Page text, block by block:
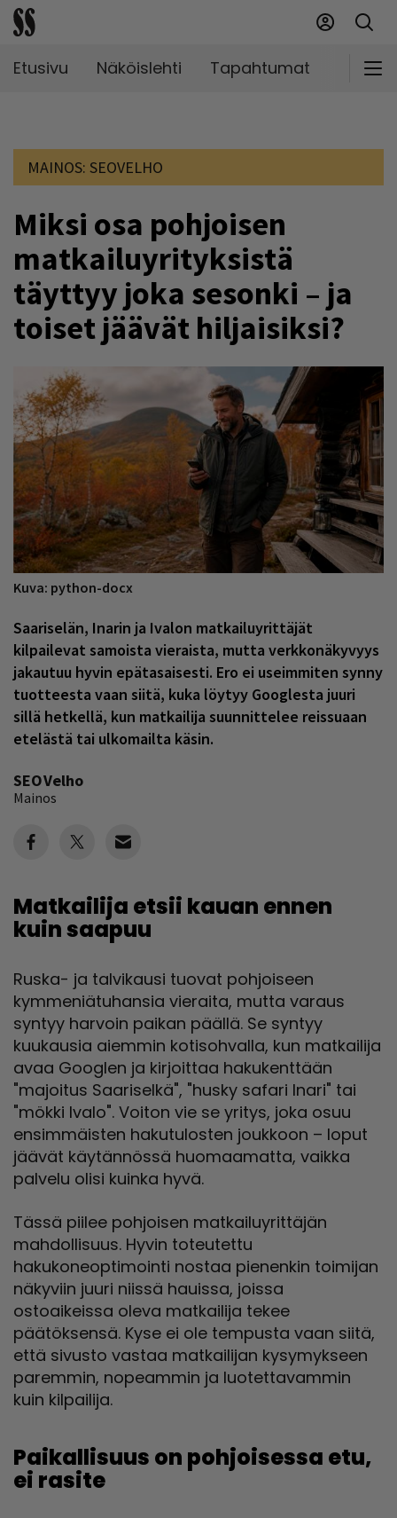
Etusivu Näköislehti Tapahtumat
MAINOS: SEOVELHO
Miksi osa pohjoisen
matkailuyrityksistä
täyttyy joka sesonki – ja
toiset jäävät hiljaisiksi?
Kuva: python-docx
Saariselän, Inarin ja Ivalon matkailuyrittäjät
kilpailevat samoista vieraista, mutta verkkonäkyvyys
jakautuu hyvin epätasaisesti. Ero ei useimmiten synny
tuotteesta vaan siitä, kuka löytyy Googlesta juuri
sillä hetkellä, kun matkailija suunnittelee reissuaan
etelästä tai ulkomailta käsin.
SEOVelho
Mainos
Matkailija etsii kauan ennen
kuin saapuu
Ruska- ja talvikausi tuovat pohjoiseen
kymmeniätuhansia vieraita, mutta varaus
syntyy harvoin paikan päällä. Se syntyy
kuukausia aiemmin kotisohvalla, kun matkailija
avaa Googlen ja kirjoittaa hakukenttään
"majoitus Saariselkä", "husky safari Inari" tai
"mökki Ivalo". Voiton vie se yritys, joka osuu
ensimmäisten hakutulosten joukkoon – loput
jäävät käytännössä huomaamatta, vaikka
palvelu olisi kuinka hyvä.
Tässä piilee pohjoisen matkailuyrittäjän
mahdollisuus. Hyvin toteutettu
hakukoneoptimointi nostaa pienenkin toimijan
näkyviin juuri niissä hauissa, joissa
ostoaikeissa oleva matkailija tekee
päätöksensä. Kyse ei ole tempusta vaan siitä,
että sivusto vastaa matkailijan kysymykseen
paremmin, nopeammin ja luotettavammin
kuin kilpailija.
Paikallisuus on pohjoisessa etu,
ei rasite